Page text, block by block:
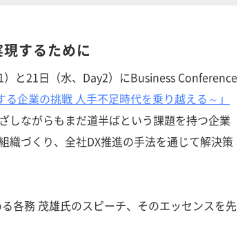
するために
と21日（水、Day2）にBusiness Conference
企業の挑戦 人手不足時代を乗り越える～」
しながらもまだ道半ばという課題を持つ企業
織づくり、全社DX推進の手法を通じて解決策
各務 茂雄氏のスピーチ、そのエッセンスを先